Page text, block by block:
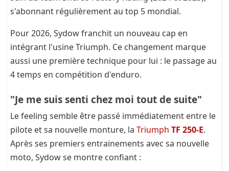
s'abonnant régulièrement au top 5 mondial.
Pour 2026, Sydow franchit un nouveau cap en
intégrant l'usine Triumph. Ce changement marque
aussi une première technique pour lui : le passage au
4 temps en compétition d'enduro.
"Je me suis senti chez moi tout de suite"
Le feeling semble être passé immédiatement entre le
pilote et sa nouvelle monture, la Triumph TF 250-E.
Après ses premiers entrainements avec sa nouvelle
moto, Sydow se montre confiant :